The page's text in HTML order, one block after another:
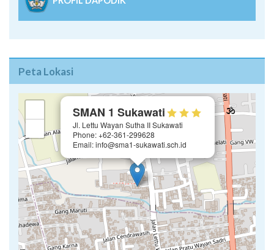
PROFIL DAPODIK
Peta Lokasi
SMAN 1 Sukawati
Jl. Lettu Wayan Sutha II Sukawati
Phone: +62-361-299628
Email: info@sma1-sukawati.sch.id
+
−